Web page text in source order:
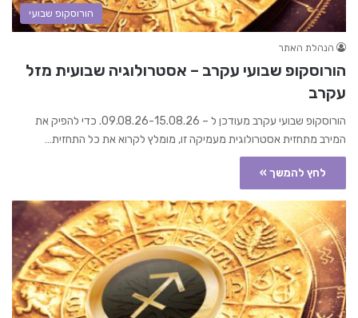
הורוסקופ שבועי
הנהלת האתר
הורוסקופ שבועי עקרב – אסטרולוגיה שבועית מזל
עקרב
הורוסקופ שבועי עקרב מעודכן ל – 09.08.26-15.08.26. כדי להפיק את
המירב מתחזית אסטרולוגית מעמיקה זו, מומלץ לקרוא את כל התחזית…
לחץ להמשך »